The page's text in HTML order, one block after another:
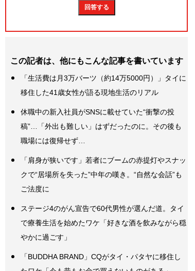
この記者は、他にもこんな記事を書いています
「生活費は月3万バーツ（約14万5000円）」タイに
移住した41歳女性が語る現地生活のリアル
休職中の新入社員がSNSに載せていた“衝撃の投
稿”…「外出も難しい」はずだったのに。その後も
職場には復帰せず…
「肩身が狭いです」若者にブームの赤提灯やスナッ
クで“居場所を失った”中年の嘆き。“自然な会話”も
ご法度に
ステージ4のがん宣告で60代男性が選んだ道。タイ
で療養生活を始めたワケ「好きな酒を飲みながら穏
やかに過ごす」
「BUDDHA BRAND」CQがタイ・パタヤに移住し